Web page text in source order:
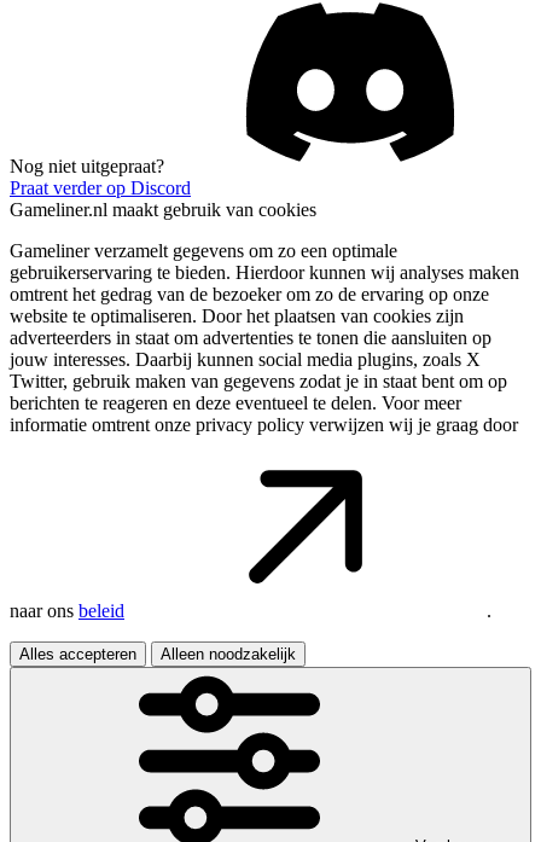
Nog niet uitgepraat?
Praat verder op Discord
Gameliner.nl maakt gebruik van cookies
Gameliner verzamelt gegevens om zo een optimale
gebruikerservaring te bieden. Hierdoor kunnen wij analyses maken
omtrent het gedrag van de bezoeker om zo de ervaring op onze
website te optimaliseren. Door het plaatsen van cookies zijn
adverteerders in staat om advertenties te tonen die aansluiten op
jouw interesses. Daarbij kunnen social media plugins, zoals X
Twitter, gebruik maken van gegevens zodat je in staat bent om op
berichten te reageren en deze eventueel te delen. Voor meer
informatie omtrent onze privacy policy verwijzen wij je graag door
naar ons beleid .
Alles accepteren Alleen noodzakelijk